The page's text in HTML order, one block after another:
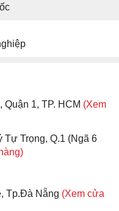
1, TP. HCM (Xem
Tự Trọng, Q.1 (Ngã 6
Tp.Đà Nẵng (Xem cửa